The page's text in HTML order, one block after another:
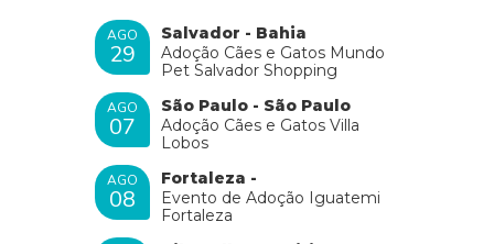
AGO
29
Salvador - Bahia
Adoção Cães e Gatos Mundo
Pet Salvador Shopping
AGO
07
São Paulo - São Paulo
Adoção Cães e Gatos Villa
Lobos
AGO
08
Fortaleza -
Evento de Adoção Iguatemi
Fortaleza